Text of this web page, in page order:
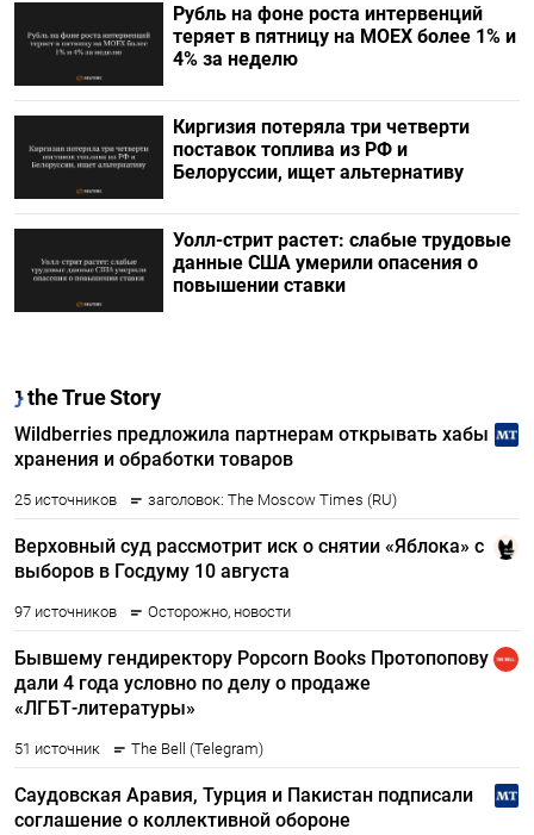
Рубль на фоне роста интервенций
теряет в пятницу на МОЕХ более 1% и
4% за неделю
Киргизия потеряла три четверти
поставок топлива из РФ и
Белоруссии, ищет альтернативу
Уолл-стрит растет: слабые трудовые
данные США умерили опасения о
повышении ставки